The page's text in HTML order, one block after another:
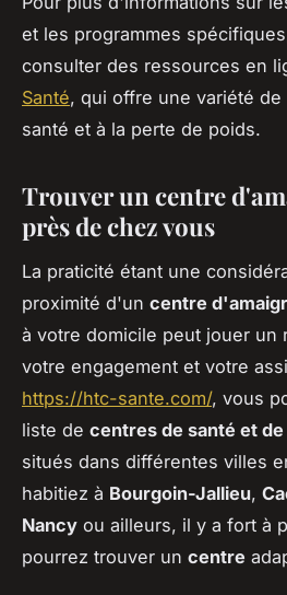
et les programmes
consulter des ressources en
Santé, qui offre une variété
santé et à la perte de poids.
Trouver un centre
près de chez vous
La praticité étant une
proximité d'un centre
à votre domicile peut jouer un
votre engagement et votre
https://htc-sante.com/, vous
liste de centres de santé et
situés dans différentes villes
habitiez à Bourgoin-Jallieu,
Nancy ou ailleurs, il y a fort à
pourrez trouver un centre